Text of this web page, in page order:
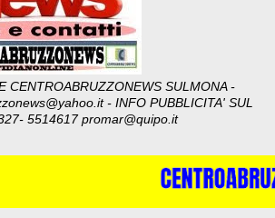
CENTROABRUZZONEWS SULMONA -
- INFO PUBBLICITA' SUL
5514617 promar@quipo.it